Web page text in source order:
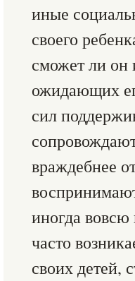
иные
своего
сможет ли он
ожидающих
сил
враждебнее
иногда
часто
своих детей,